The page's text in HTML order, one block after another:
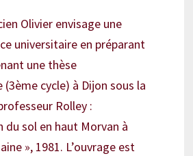
Olivier envisage une
universitaire en préparant
une thèse
(3ème cycle) à Dijon sous la
Rolley :
du sol en haut Morvan à
», 1981. L’ouvrage est